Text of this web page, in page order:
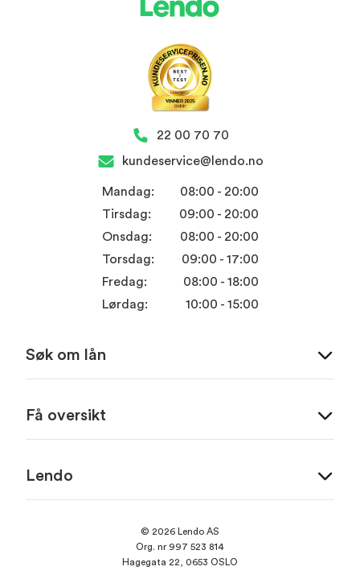
22 00 70 70
kundeservice@lendo.no
Mandag:
08:00 - 20:00
Tirsdag:
09:00 - 20:00
Onsdag:
08:00 - 20:00
Torsdag:
09:00 - 17:00
Fredag:
08:00 - 18:00
Lørdag:
10:00 - 15:00
Søk om lån
Få oversikt
Lendo
© 2026 Lendo AS
Org. nr 997 523 814
Hagegata 22, 0653 OSLO